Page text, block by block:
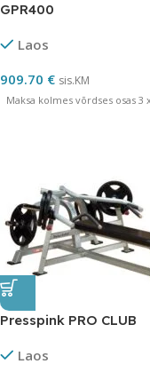
GPR400
Laos
909.70 € sis.KM
Maksa kolmes võrdses osas 3
Presspink PRO CLUB
Laos